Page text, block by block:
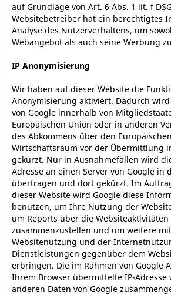
auf Grundlage von Art. 6 Abs. 1 lit. f
Websitebetreiber hat ein berechtigtes
Analyse des Nutzerverhaltens, um
Webangebot als auch seine Werbung
IP Anonymisierung
Wir haben auf dieser Website die
Anonymisierung aktiviert. Dadurch
von Google innerhalb von
Europäischen Union oder in anderen
des Abkommens über den Europäischen
Wirtschaftsraum vor der Übermittlung
gekürzt. Nur in Ausnahmefällen wird
Adresse an einen Server von Google in
übertragen und dort gekürzt. Im
dieser Website wird Google diese
benutzen, um Ihre Nutzung der
um Reports über die Websiteaktivitäten
zusammenzustellen und um weitere
Websitenutzung und der
Dienstleistungen gegenüber dem
erbringen. Die im Rahmen von Google
Ihrem Browser übermittelte IP-
anderen Daten von Google